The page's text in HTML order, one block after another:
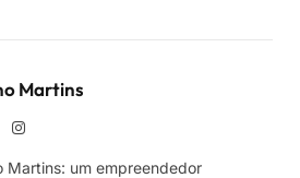
Martins
Instagram
Martins: um empreendedor